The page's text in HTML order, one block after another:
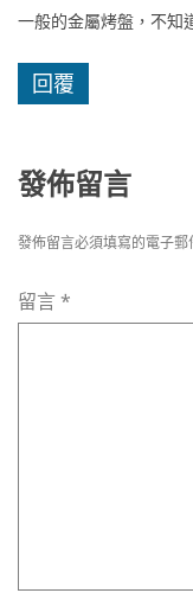
一般的金屬烤盤，不知
回覆
發佈留言
發佈留言必須填寫的電子郵
留言*